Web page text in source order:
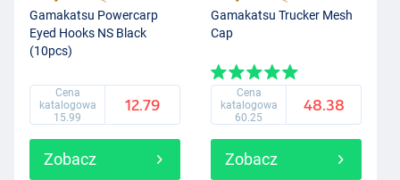
Gamakatsu Powercarp
Eyed Hooks NS Black
(10pcs)
Cena
katalogowa
15.99
12.79
Zobacz
Gamakatsu Trucker Mesh
Cap
Cena
katalogowa
60.25
48.38
Zobacz